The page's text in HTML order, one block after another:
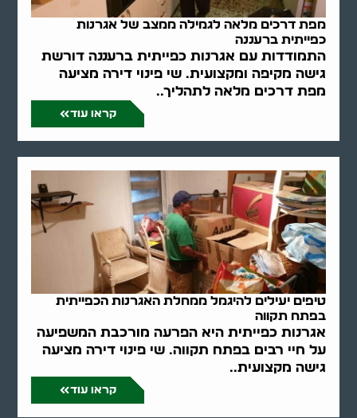
מפת דרכים מלאה לגמילה ממצב של אגרנות
כפייתית ברעננה
התמודדות עם אגרנות כפייתית ברעננה דורשת
גישה מקיפה ומקצועית. שי פינוי דירה מציעה
מפת דרכים מלאה לתהליך..
קראו עוד
טיפים יעילים להיגמל ממחלת האגרנות הכפייתית
בפתח תקווה
אגרנות כפייתית היא הפרעה מורכבת המשפיעה
על חיי רבים בפתח תקווה. שי פינוי דירה מציעה
גישה מקצועית..
קראו עוד